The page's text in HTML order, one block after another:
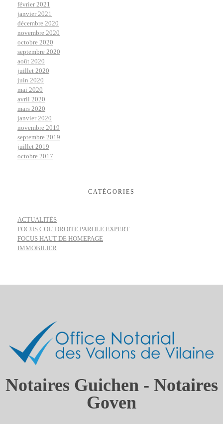
février 2021
janvier 2021
décembre 2020
novembre 2020
octobre 2020
septembre 2020
août 2020
juillet 2020
juin 2020
mai 2020
avril 2020
mars 2020
janvier 2020
novembre 2019
septembre 2019
juillet 2019
octobre 2017
CATÉGORIES
ACTUALITÉS
FOCUS COL' DROITE PAROLE EXPERT
FOCUS HAUT DE HOMEPAGE
IMMOBILIER
Notaires Guichen - Notaires
Goven